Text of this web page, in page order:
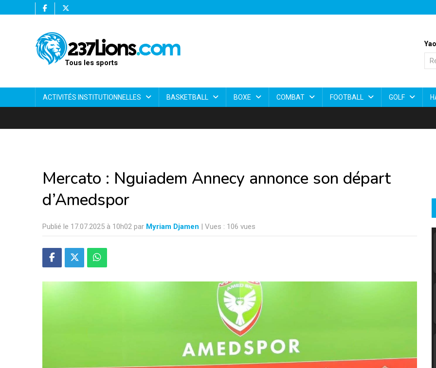
Tous les sports
ACTIVITÉS INSTITUTIONNELLES BASKETBALL BOXE COMBAT FOOTBALL GOLF
Mercato : Nguiadem Annecy annonce son départ
d’Amedspor
Publié le 17.07.2025 à 10h02 par Myriam Djamen | Vues : 106 vues